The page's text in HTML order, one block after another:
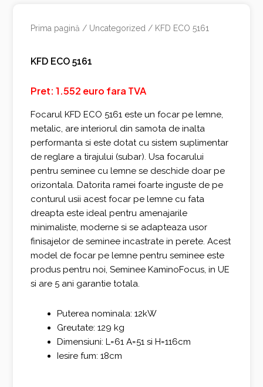
Prima pagină / Uncategorized / KFD ECO 5161
KFD ECO 5161
Pret: 1.552 euro fara TVA
Focarul KFD ECO 5161 este un focar pe lemne,
metalic, are interiorul din samota de inalta
performanta si este dotat cu sistem suplimentar
de reglare a tirajului (subar). Usa focarului
pentru seminee cu lemne se deschide doar pe
orizontala. Datorita ramei foarte inguste de pe
conturul usii acest focar pe lemne cu fata
dreapta este ideal pentru amenajarile
minimaliste, moderne si se adapteaza usor
finisajelor de seminee incastrate in perete. Acest
model de focar pe lemne pentru seminee este
produs pentru noi, Seminee KaminoFocus, in UE
si are 5 ani garantie totala.
Puterea nominala: 12kW
Greutate: 129 kg
Dimensiuni: L=61 A=51 si H=116cm
Iesire fum: 18cm